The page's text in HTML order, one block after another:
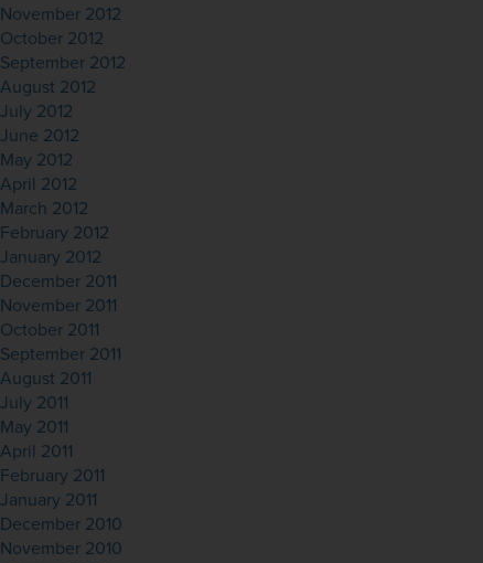
November 2012
October 2012
September 2012
August 2012
July 2012
June 2012
May 2012
April 2012
March 2012
February 2012
January 2012
December 2011
November 2011
October 2011
September 2011
August 2011
July 2011
May 2011
April 2011
February 2011
January 2011
December 2010
November 2010